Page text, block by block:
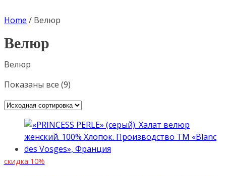
Home / Велюр
Велюр
Велюр
Показаны все (9)
скидка 10%